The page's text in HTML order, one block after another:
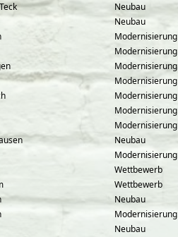
Neubau
Neubau
Modernisierung
Modernisierung
Modernisierung
Modernisierung
Modernisierung
Modernisierung
Modernisierung
Neubau
Modernisierung
Wettbewerb
Wettbewerb
Neubau
Modernisierung
Neubau